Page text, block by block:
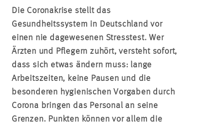
Die Coronakrise stellt das
Gesundheitssystem in Deutschland vor
einen nie dagewesenen Stresstest. Wer
Ärzten und Pflegern zuhört, versteht sofort,
dass sich etwas ändern muss: lange
Arbeitszeiten, keine Pausen und die
besonderen hygienischen Vorgaben durch
Corona bringen das Personal an seine
Grenzen. Punkten können vor allem die